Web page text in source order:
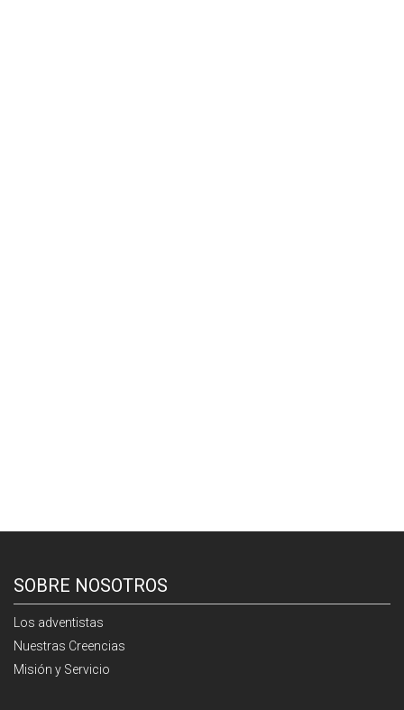
SOBRE NOSOTROS
Los adventistas
Nuestras Creencias
Misión y Servicio